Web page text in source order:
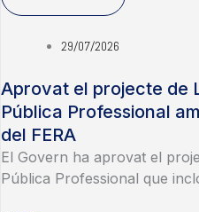
29/07/2026
Aprovat el projecte de
Pública Professional
del FERA
El Govern ha aprovat el
Pública Professional que